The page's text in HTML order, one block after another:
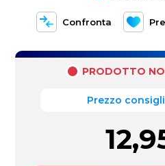
Confronta
PRODOTTO
Prezzo